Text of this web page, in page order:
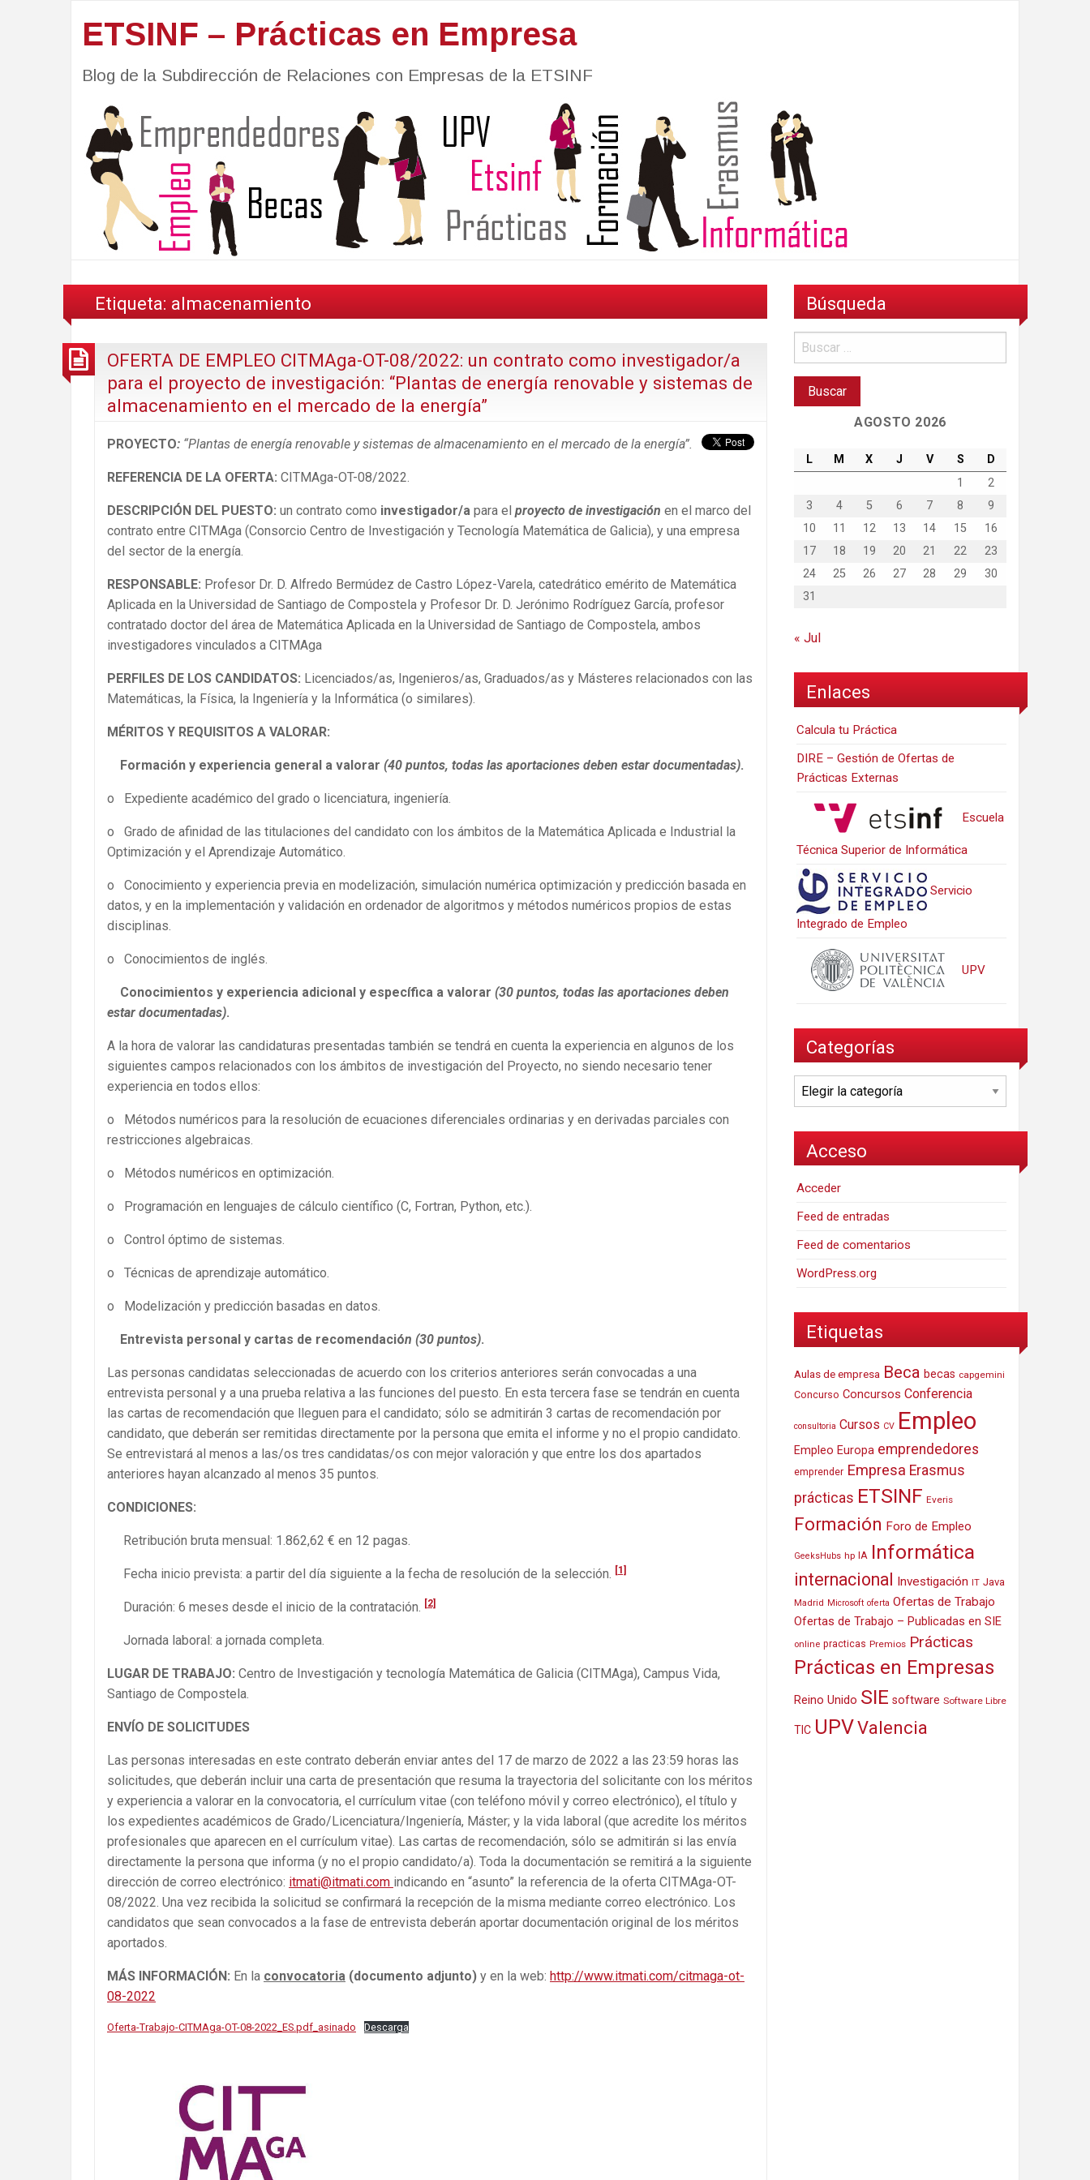
ETSINF – Prácticas en Empresa
Blog de la Subdirección de Relaciones con Empresas de la ETSINF
Etiqueta: almacenamiento
OFERTA DE EMPLEO CITMAga-OT-08/2022: un contrato como investigador/a
para el proyecto de investigación: “Plantas de energía renovable y sistemas de
almacenamiento en el mercado de la energía”
PROYECTO: “Plantas de energía renovable y sistemas de almacenamiento en el mercado de la energía”.
REFERENCIA DE LA OFERTA: CITMAga-OT-08/2022.
DESCRIPCIÓN DEL PUESTO: un contrato como investigador/a para el proyecto de investigación en el marco del
contrato entre CITMAga (Consorcio Centro de Investigación y Tecnología Matemática de Galicia), y una empresa
del sector de la energía.
RESPONSABLE: Profesor Dr. D. Alfredo Bermúdez de Castro López-Varela, catedrático emérito de Matemática
Aplicada en la Universidad de Santiago de Compostela y Profesor Dr. D. Jerónimo Rodríguez García, profesor
contratado doctor del área de Matemática Aplicada en la Universidad de Santiago de Compostela, ambos
investigadores vinculados a CITMAga
PERFILES DE LOS CANDIDATOS: Licenciados/as, Ingenieros/as, Graduados/as y Másteres relacionados con las
Matemáticas, la Física, la Ingeniería y la Informática (o similares).
MÉRITOS Y REQUISITOS A VALORAR:
Formación y experiencia general a valorar (40 puntos, todas las aportaciones deben estar documentadas).
o Expediente académico del grado o licenciatura, ingeniería.
o Grado de afinidad de las titulaciones del candidato con los ámbitos de la Matemática Aplicada e Industrial la
Optimización y el Aprendizaje Automático.
o Conocimiento y experiencia previa en modelización, simulación numérica optimización y predicción basada en
datos, y en la implementación y validación en ordenador de algoritmos y métodos numéricos propios de estas
disciplinas.
o Conocimientos de inglés.
Conocimientos y experiencia adicional y específica a valorar (30 puntos, todas las aportaciones deben
estar documentadas).
A la hora de valorar las candidaturas presentadas también se tendrá en cuenta la experiencia en algunos de los
siguientes campos relacionados con los ámbitos de investigación del Proyecto, no siendo necesario tener
experiencia en todos ellos:
o Métodos numéricos para la resolución de ecuaciones diferenciales ordinarias y en derivadas parciales con
restricciones algebraicas.
o Métodos numéricos en optimización.
o Programación en lenguajes de cálculo científico (C, Fortran, Python, etc.).
o Control óptimo de sistemas.
o Técnicas de aprendizaje automático.
o Modelización y predicción basadas en datos.
Entrevista personal y cartas de recomendación (30 puntos).
Las personas candidatas seleccionadas de acuerdo con los criterios anteriores serán convocadas a una
entrevista personal y a una prueba relativa a las funciones del puesto. En esta tercera fase se tendrán en cuenta
las cartas de recomendación que lleguen para el candidato; sólo se admitirán 3 cartas de recomendación por
candidato, que deberán ser remitidas directamente por la persona que emita el informe y no el propio candidato.
Se entrevistará al menos a las/os tres candidatas/os con mejor valoración y que entre los dos apartados
anteriores hayan alcanzado al menos 35 puntos.
CONDICIONES:
Retribución bruta mensual: 1.862,62 € en 12 pagas.
Fecha inicio prevista: a partir del día siguiente a la fecha de resolución de la selección. [1]
Duración: 6 meses desde el inicio de la contratación. [2]
Jornada laboral: a jornada completa.
LUGAR DE TRABAJO: Centro de Investigación y tecnología Matemática de Galicia (CITMAga), Campus Vida,
Santiago de Compostela.
ENVÍO DE SOLICITUDES
Las personas interesadas en este contrato deberán enviar antes del 17 de marzo de 2022 a las 23:59 horas las
solicitudes, que deberán incluir una carta de presentación que resuma la trayectoria del solicitante con los méritos
y experiencia a valorar en la convocatoria, el currículum vitae (con teléfono móvil y correo electrónico), el título y
los expedientes académicos de Grado/Licenciatura/Ingeniería, Máster; y la vida laboral (que acredite los méritos
profesionales que aparecen en el currículum vitae). Las cartas de recomendación, sólo se admitirán si las envía
directamente la persona que informa (y no el propio candidato/a). Toda la documentación se remitirá a la siguiente
dirección de correo electrónico: itmati@itmati.com indicando en “asunto” la referencia de la oferta CITMAga-OT-
08/2022. Una vez recibida la solicitud se confirmará la recepción de la misma mediante correo electrónico. Los
candidatos que sean convocados a la fase de entrevista deberán aportar documentación original de los méritos
aportados.
MÁS INFORMACIÓN: En la convocatoria (documento adjunto) y en la web: http://www.itmati.com/citmaga-ot-
08-2022
Oferta-Trabajo-CITMAga-OT-08-2022_ES.pdf_asinado Descarga
Búsqueda
AGOSTO 2026
L M X J V S
D
1
2
3
4 5 6 7 8
9
10
11 12 13 14 15
16
17
18 19 20 21 22
23
24
25 26 27 28 29
30
31
« Jul
Enlaces
Calcula tu Práctica
DIRE – Gestión de Ofertas de
Prácticas Externas
Escuela
Técnica Superior de Informática
Servicio
Integrado de Empleo
UPV
Categorías
Categorías
Acceso
Acceder
Feed de entradas
Feed de comentarios
WordPress.org
Etiquetas
Aulas de empresa Beca becas capgemini
Concurso Concursos Conferencia
consultoria Cursos CV Empleo
Empleo Europa emprendedores
emprender Empresa Erasmus
prácticas ETSINF Everis
Formación Foro de Empleo
GeeksHubs hp IA Informática
internacional Investigación IT Java
Madrid Microsoft oferta Ofertas de Trabajo
Ofertas de Trabajo – Publicadas en SIE
online practicas Premios Prácticas
Prácticas en Empresas
Reino Unido SIE software Software Libre
TIC UPVValencia